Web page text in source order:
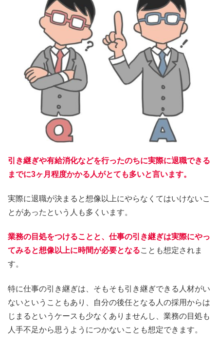
引き継ぎや有給消化などを行ったのちに実際に退職できる
までに3ヶ月程度かかる人がとても多いと言います。
実際に退職が決まると想像以上にやらなくてはいけないこ
とがあったという人も多くいます。
業務の目処をつけることと、仕事の引き継ぎは実際にやっ
てみると想像以上に時間が必要となることも想定されま
す。
特に仕事の引き継ぎは、そもそも引き継ぎできる人材がい
ないということもあり、自分の後任となる人の採用からは
じまるというケースも少なくありませんし、業務の目処も
人手不足から思うようにつかないことも想定できます。